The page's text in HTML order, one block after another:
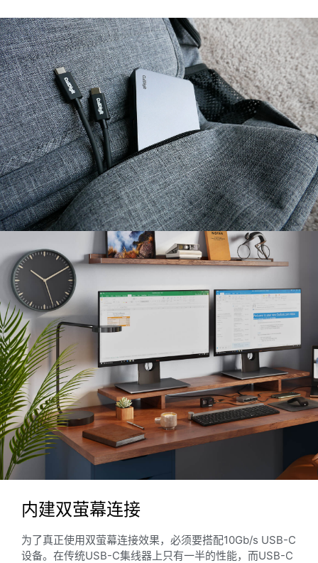
内建双萤幕连接
为了真正使用双萤幕连接效果，必须要搭配10Gb/s USB-C
设备。在传统USB-C集线器上只有一半的性能，而USB-C